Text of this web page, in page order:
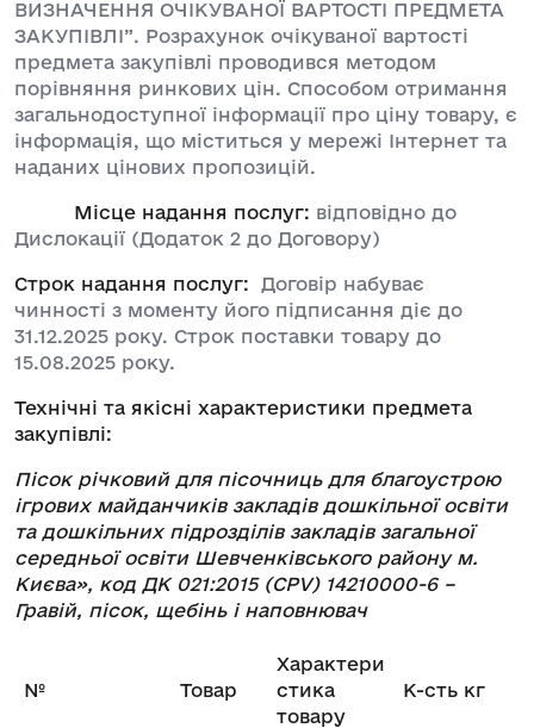
ВИЗНАЧЕННЯ ОЧІКУВАНОЇ ВАРТОСТІ ПРЕДМЕТА
ЗАКУПІВЛІ”. Розрахунок очікуваної вартості
предмета закупівлі проводився методом
порівняння ринкових цін. Способом отримання
загальнодоступної інформації про ціну товару, є
інформація, що міститься у мережі Інтернет та
наданих цінових пропозицій.
Місце надання послуг: відповідно до
Дислокації (Додаток 2 до Договору)
Строк надання послуг: Договір набуває
чинності з моменту його підписання діє до
31.12.2025 року. Строк поставки товару до
15.08.2025 року.
Технічні та якісні характеристики предмета
закупівлі:
Пісок річковий для пісочниць для благоустрою
ігрових майданчиків закладів дошкільної освіти
та дошкільних підрозділів закладів загальної
середньої освіти Шевченківського району м.
Києва», код ДК 021:2015 (CPV) 14210000-6 –
Гравій, пісок, щебінь і наповнювач
№ Товар
Характери
стика
товару
К-сть кг